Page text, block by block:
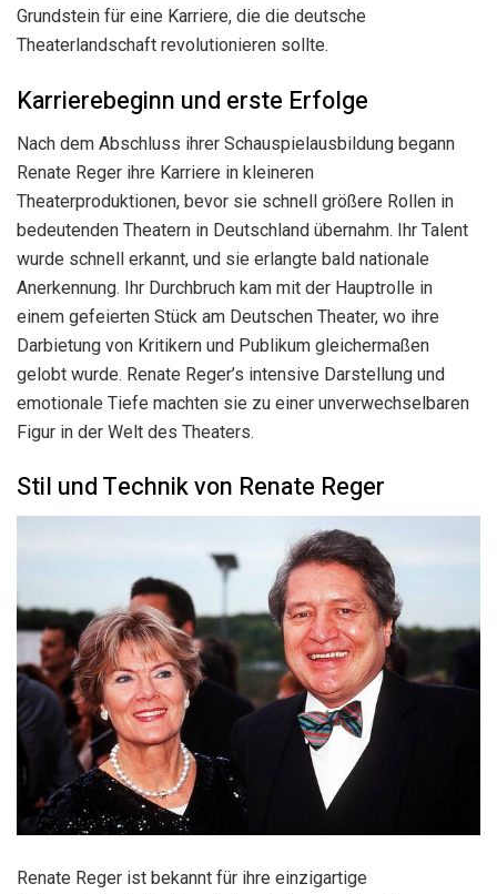
Grundstein für eine Karriere, die die deutsche
Theaterlandschaft revolutionieren sollte.
Karrierebeginn und erste Erfolge
Nach dem Abschluss ihrer Schauspielausbildung begann
Renate Reger ihre Karriere in kleineren
Theaterproduktionen, bevor sie schnell größere Rollen in
bedeutenden Theatern in Deutschland übernahm. Ihr Talent
wurde schnell erkannt, und sie erlangte bald nationale
Anerkennung. Ihr Durchbruch kam mit der Hauptrolle in
einem gefeierten Stück am Deutschen Theater, wo ihre
Darbietung von Kritikern und Publikum gleichermaßen
gelobt wurde. Renate Reger’s intensive Darstellung und
emotionale Tiefe machten sie zu einer unverwechselbaren
Figur in der Welt des Theaters.
Stil und Technik von Renate Reger
Renate Reger ist bekannt für ihre einzigartige